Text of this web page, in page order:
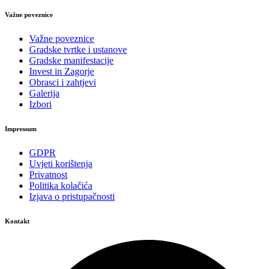
Važne poveznice
Važne poveznice
Gradske tvrtke i ustanove
Gradske manifestacije
Invest in Zagorje
Obrasci i zahtjevi
Galerija
Izbori
Impressum
GDPR
Uvjeti korištenja
Privatnost
Politika kolačića
Izjava o pristupačnosti
Kontakt